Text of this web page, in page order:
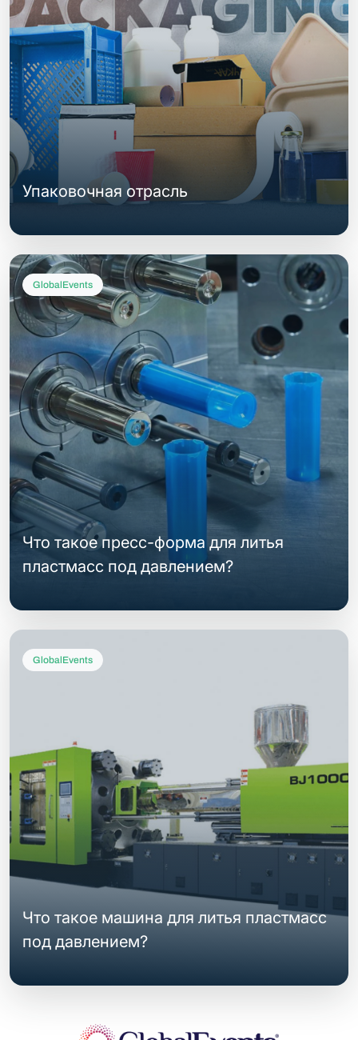
Упаковочная отрасль
GlobalEvents
Что такое пресс-форма для литья
пластмасс под давлением?
GlobalEvents
Что такое машина для литья пластмасс
под давлением?